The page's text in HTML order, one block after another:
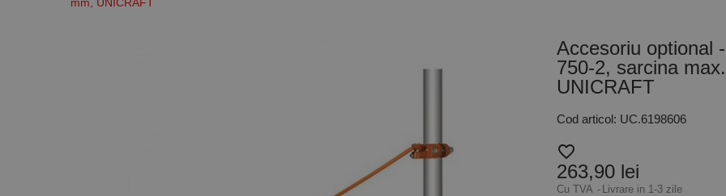
Accesoriu optional
750-2, sarcina
UNICRAFT
Cod articol: UC.6198606
favorite_border
263,90 lei
Cu TVA Livrare in 1-3 zile